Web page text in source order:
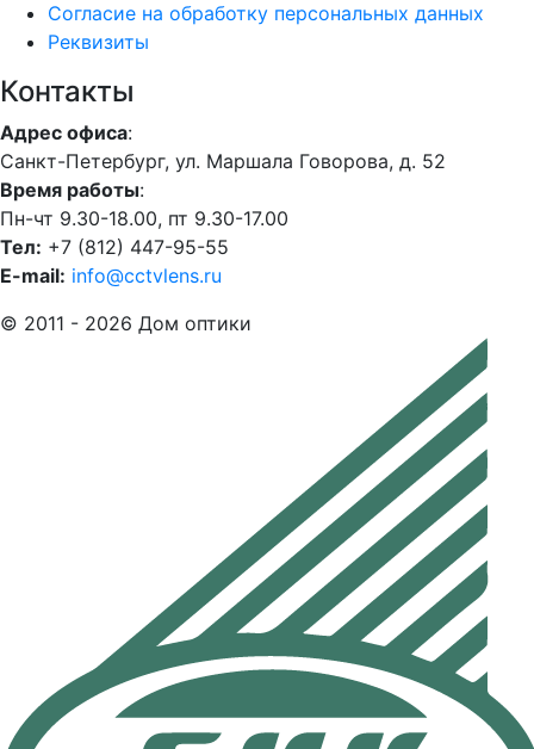
Согласие на обработку персональных данных
Реквизиты
Контакты
Адрес офиса:
Санкт-Петербург, ул. Маршала Говорова, д. 52
Время работы:
Пн-чт 9.30-18.00, пт 9.30-17.00
Тел: +7 (812) 447-95-55
E-mail: info@cctvlens.ru
© 2011 - 2026 Дом оптики